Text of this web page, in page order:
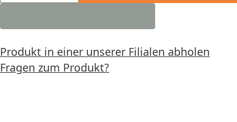
Produkt in einer unserer Filialen abholen
Fragen zum Produkt?